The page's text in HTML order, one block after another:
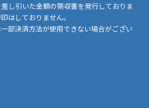
し引いた金額の領収書を発行しておりま
はしておりません。
部決済方法が使用できない場合がござい